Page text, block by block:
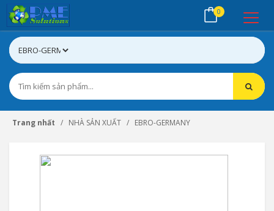
0
Trang nhất NHÀ SẢN XUẤT EBRO-GERMANY